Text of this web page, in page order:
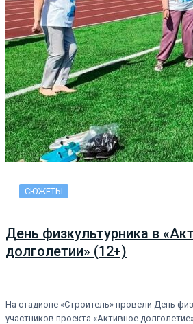
СЮЖЕТЫ
День физкультурника в
долголетии» (12+)
На стадионе «Строитель» провели День
участников проекта «Активное